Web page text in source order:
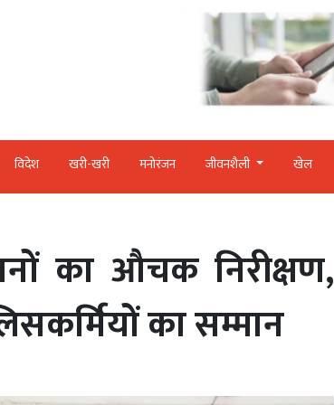
विदेश खरी-खरी मनोरंजन जीवनशैली खेल
का औचक निरीक्षण,
का सम्मान